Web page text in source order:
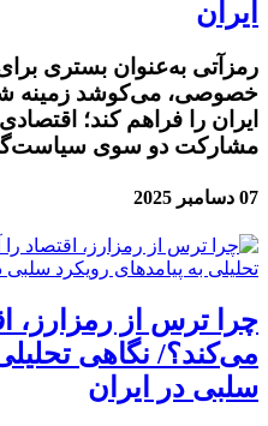
ایران
رمزآتی به‌عنوان بستری
خصوصی، می‌کوشد زمینه
ایران را فراهم کند؛
مشارکت دو سوی
07 دسامبر 2025
چرا ترس از رمزارز،
می‌کند؟/ نگاهی
سلبی در ایران